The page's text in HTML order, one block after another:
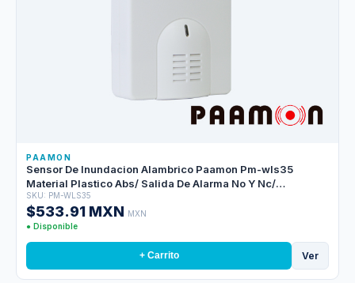
PAAMON
Sensor De Inundacion Alambrico Paamon Pm-wls35
Material Plastico Abs/ Salida De Alarma No Y Nc/
Compatible Con Cualquier Sistema De Alarma
SKU: PM-WLS35
$533.91 MXN MXN
● Disponible
+ Carrito Ver